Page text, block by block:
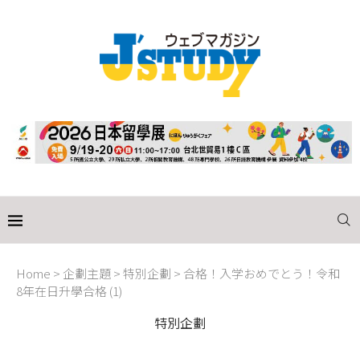
Home > 企劃主題>特別企劃 > 合格！入学おめでとう！令和
8年在日升學合格 (1)
特別企劃